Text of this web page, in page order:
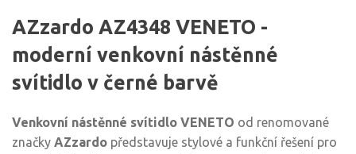
AZzardo AZ4348 VENETO -
moderní venkovní nástěnné
svítidlo v černé barvě
Venkovní nástěnné svítidlo VENETO od renomované
značky AZzardo představuje stylové a funkční řešení pro